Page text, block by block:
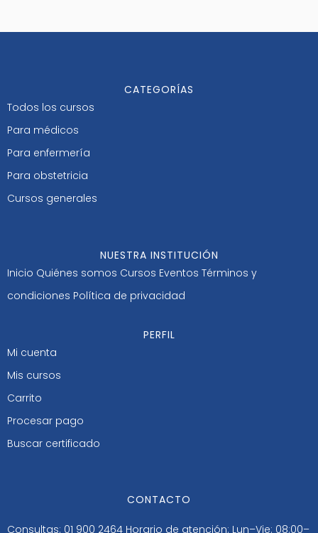
CATEGORÍAS
Todos los cursos
Para médicos
Para enfermería
Para obstetricia
Cursos generales
NUESTRA INSTITUCIÓN
Inicio Quiénes somos Cursos Eventos Términos y
condiciones Política de privacidad
PERFIL
Mi cuenta
Mis cursos
Carrito
Procesar pago
Buscar certificado
CONTACTO
Consultas: 01 900 2464 Horario de atención: Lun–Vie: 08:00–